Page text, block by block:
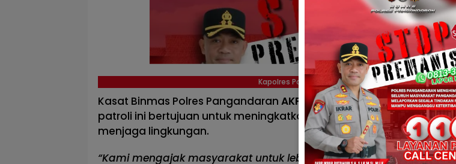
Kapolres Pangandaran
Kasat Binmas Polres Pangandaran AKP DIDI SUTARDI,
patroli ini bertujuan untuk meningkatkan peran aktif masyarakat
menjaga lingkungan.
“Kami mengajak masyarakat untuk lebih aktif dalam kegiatan